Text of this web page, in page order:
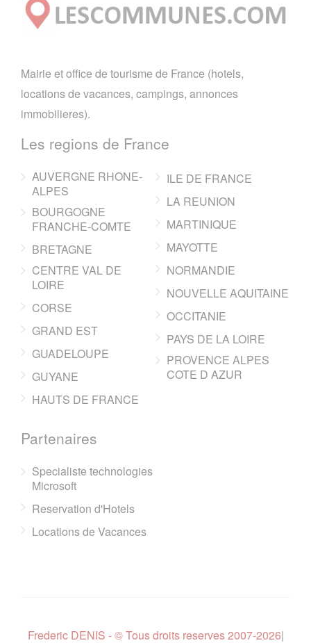
Mairie et office de tourisme de France (hotels,
locations de vacances, campings, annonces
immobilieres).
Les regions de France
AUVERGNE RHONE-
ALPES
BOURGOGNE
FRANCHE-COMTE
BRETAGNE
CENTRE VAL DE
LOIRE
CORSE
GRAND EST
GUADELOUPE
GUYANE
HAUTS DE FRANCE
ILE DE FRANCE
LA REUNION
MARTINIQUE
MAYOTTE
NORMANDIE
NOUVELLE AQUITAINE
OCCITANIE
PAYS DE LA LOIRE
PROVENCE ALPES
COTE D AZUR
Partenaires
Specialiste technologies
Microsoft
Reservation d'Hotels
Locations de Vacances
Frederic DENIS - © Tous droits reserves 2007-2026|